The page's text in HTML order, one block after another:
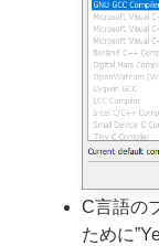
C言語の
ために